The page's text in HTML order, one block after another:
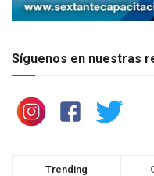
Síguenos en nuestras
Trending